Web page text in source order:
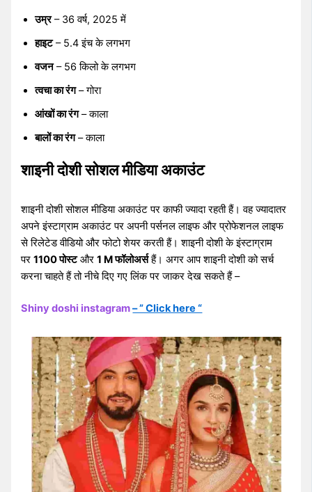
उम्र– 36 वर्ष, 2025 में
हाइट– 5.4 इंच के लगभग
वजन– 56 किलो के लगभग
त्वचा का रंग– गोरा
आंखों का रंग– काला
बालों का रंग– काला
शाइनी दोशी सोशल मीडिया अकाउंट
शाइनी दोशी सोशल मीडिया अकाउंट पर काफी ज्यादा रहती हैं। वह ज्यादातर
अपने इंस्टाग्राम अकाउंट पर अपनी पर्सनल लाइफ और प्रोफेशनल लाइफ
से रिलेटेड वीडियो और फोटो शेयर करती हैं। शाइनी दोशी के इंस्टाग्राम
पर1100 पोस्टऔर1 M फॉलोअर्सहैं। अगर आप शाइनी दोशी को सर्च
करना चाहते हैं तो नीचे दिए गए लिंक पर जाकर देख सकते हैं –
Shiny doshi instagram– ” Click here “